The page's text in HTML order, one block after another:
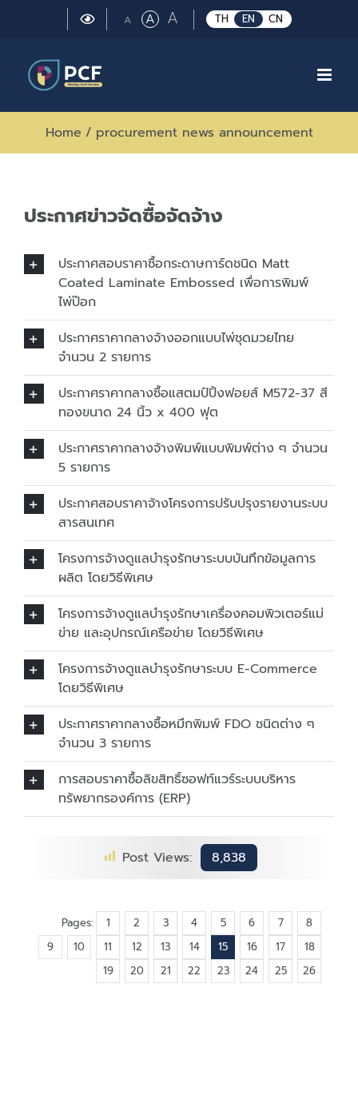
TH EN CN
A Small
ARegular
ALarge
font
Home / procurement news announcement
ประกาศข่าวจัดซื้อจัดจ้าง
ประกาศสอบราคาซื้อกระดาษการ์ดชนิด Matt
Coated Laminate Embossed เพื่อการพิมพ์
ไพ่ป๊อก
ประกาศราคากลางจ้างออกแบบไพ่ชุดมวยไทย
จำนวน 2 รายการ
ประกาศราคากลางซื้อแสตมป์ปิ้งฟอยส์ M572-37 สี
ทองขนาด 24 นิ้ว x 400 ฟุต
ประกาศราคากลางจ้างพิมพ์แบบพิมพ์ต่าง ๆ จำนวน
5 รายการ
ประกาศสอบราคาจ้างโครงการปรับปรุงรายงานระบบ
สารสนเทศ
โครงการจ้างดูแลบำรุงรักษาระบบบันทึกข้อมูลการ
ผลิต โดยวิธีพิเศษ
โครงการจ้างดูแลบำรุงรักษาเครื่องคอมพิวเตอร์แม่
ข่าย และอุปกรณ์เครือข่าย โดยวิธีพิเศษ
โครงการจ้างดูแลบำรุงรักษาระบบ E-Commerce
โดยวิธีพิเศษ
ประกาศราคากลางซื้อหมึกพิมพ์ FDO ชนิดต่าง ๆ
จำนวน 3 รายการ
การสอบราคาซื้อลิขสิทธิ์ซอฟท์แวร์ระบบบริหาร
ทรัพยากรองค์การ (ERP)
Post Views: 8,838
Pages: 1 2 3 4 5 6 7
8
9
10 11 12 13 14 15 16 17
18
19
20 21 22 23 24 25 26